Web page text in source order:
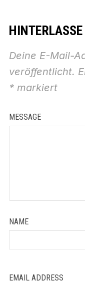
Deine E-Mail-
veröffentlicht.
*markiert
MESSAGE
NAME
EMAIL ADDRESS